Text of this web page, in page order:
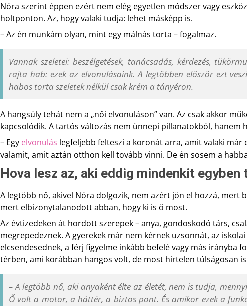
Nóra szerint éppen ezért nem elég egyetlen módszer vagy
holtponton. Az, hogy valaki tudja: lehet másképp is.
– Az én munkám olyan, mint egy málnás torta – fogalmaz.
Vannak szeletei: beszélgetések, tanácsadás, kérdezés,
rajta hab: ezek az elvonulásaink. A legtöbben először ezt
habos torta szeletek nélkül csak krém a tányéron.
A hangsúly tehát nem a „női elvonuláson” van. Az csak akkor
kapcsolódik. A tartós változás nem ünnepi pillanatokból, hanem
– Egy elvonulás legfeljebb felteszi a koronát arra, amit valaki
valamit, amit aztán otthon kell tovább vinni. De én sosem a
Hova lesz az, aki eddig mindenkit
A legtöbb nő, akivel Nóra dolgozik, nem azért jön el hozzá, mert
mert elbizonytalanodott abban, hogy ki is ő most.
Az évtizedeken át hordott szerepek – anya, gondoskodó társ,
megrepedeznek. A gyerekek már nem kérnek uzsonnát, az
elcsendesednek, a férj figyelme inkább befelé vagy más irányba
térben, ami korábban hangos volt, de most hirtelen túlságosan
– A legtöbb nő, aki anyaként élte az életét, nem is tudja,
Ő volt a motor, a háttér, a biztos pont. És amikor ezek a